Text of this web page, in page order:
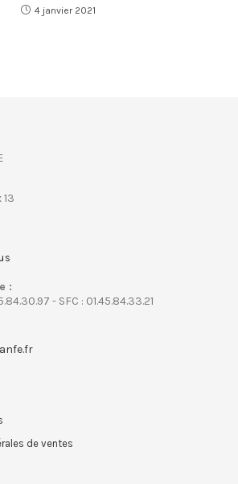
4 janvier 2021
13
:
- SFC : 01.45.84.33.21
de ventes